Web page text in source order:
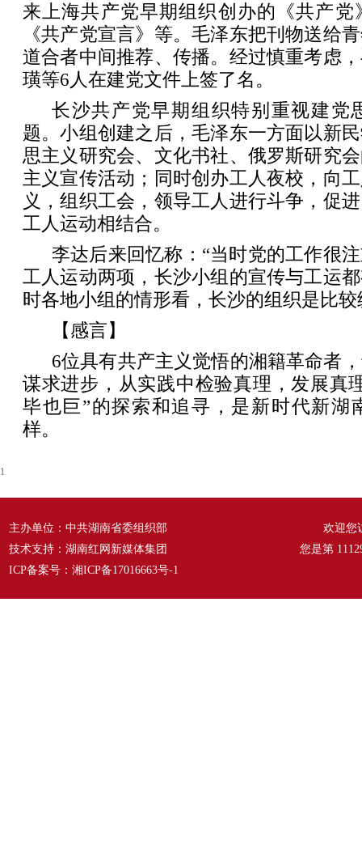
来上海共产党早期组织创办的《共产党
《共产党宣言》等。毛泽东把刊物送给
道合者中间推荐、传播。经过慎重考虑
璜等6人在建党文件上签了名。
长沙共产党早期组织特别重视建党
题。小组创建之后，毛泽东一方面以新
思主义研究会、文化书社、俄罗斯研究
主义宣传活动；同时创办工人夜校，向
义，组织工会，领导工人进行斗争，促
工人运动相结合。
李达后来回忆称：“当时党的工作很
工人运动两项，长沙小组的宣传与工运
时各地小组的情形看，长沙的组织是比
【感言】
6位具有共产主义觉悟的湘籍革命者
谋求进步，从实践中检验真理，发展真
毕也巨”的探索和追寻，是新时代新湖
样。
1
主办单位：中共湖南省委组织部
技术支持：湖南红网新媒体集团
ICP备案号： 湘ICP备17016663号-1
欢迎您
您是第